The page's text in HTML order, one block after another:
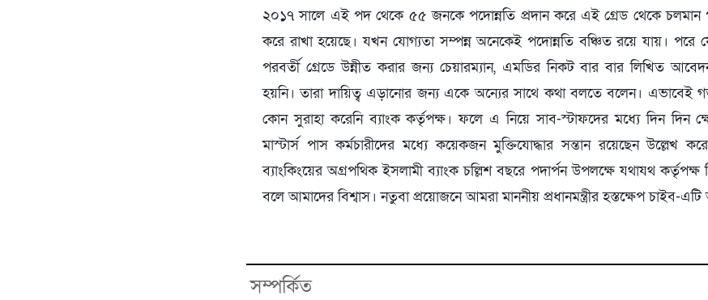
২০১৭ সালে এই পদ থেকে ৫৫ জনকে পদোন্নতি প্রদান করে এই গ্রেড থেকে চলমান
করে রাখা হয়েছে। যখন যোগ্যতা সম্পন্ন অনেকেই পদোন্নতি বঞ্চিত রয়ে যায়। পরে
পরবর্তী গ্রেডে উন্নীত করার জন্য চেয়ারম্যান, এমডির নিকট বার বার লিখিত
হয়নি। তারা দায়িত্ব এড়ানোর জন্য একে অন্যের সাথে কথা বলতে বলেন। এভাবেই
কোন সুরাহা করেনি ব্যাংক কর্তৃপক্ষ। ফলে এ নিয়ে সাব-স্টাফদের মধ্যে দিন দিন
মাস্টার্স পাস কর্মচারীদের মধ্যে কয়েকজন মুক্তিযোদ্ধার সন্তান রয়েছেন উল্লেখ
ব্যাংকিংয়ের অগ্রপথিক ইসলামী ব্যাংক চল্লিশ বছরে পদার্পন উপলক্ষে যথাযথ কর্তৃপক্ষ
বলে আমাদের বিশ্বাস। নতুবা প্রয়োজনে আমরা মাননীয় প্রধানমন্ত্রীর হস্তক্ষেপ চাইব-এটি
সম্পর্কিত